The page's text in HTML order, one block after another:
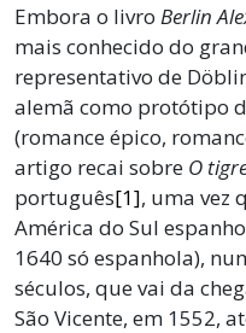
Embora o livro Berlin
mais conhecido do
representativo de
alemã como protótipo
(romance épico,
artigo recai sobre O
português[1], uma vez
América do Sul
1640 só espanhola),
séculos, que vai da
São Vicente, em 1552,